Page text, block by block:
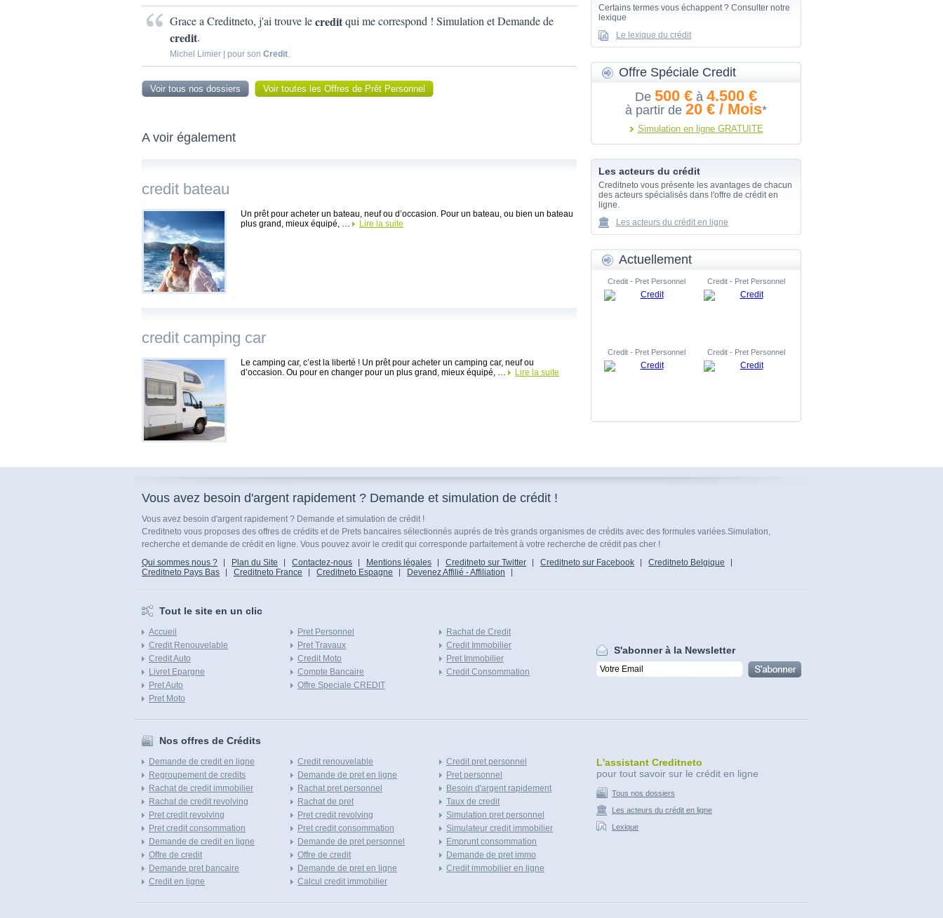
Grace a Creditneto, j'ai trouve lecreditqui me correspond ! Simulation et Demande de
credit.
Michel Limier | pour son Credit.
Voir tous nos dossiers Voir toutes les Offres de Prêt Personnel
A voir également
credit bateau
Un prêt pour acheter un bateau, neuf ou d’occasion. Pour un bateau, ou bien un bateau
plus grand, mieux équipé, …
Lire la suite
credit camping car
Le camping car, c’est la liberté ! Un prêt pour acheter un camping car, neuf ou
d’occasion. Ou pour en changer pour un plus grand, mieux équipé, …
Lire la suite
Certains termes vous échappent ? Consulter notre
lexique
Le lexique du crédit
Offre Spéciale Credit
De 500 € à 4.500 €
à partir de 20 € / Mois*
Simulation en ligne GRATUITE
Les acteurs du crédit
Creditneto vous présente les avantages de chacun
des acteurs spécialisés dans l'offre de crédit en
ligne.
Les acteurs du crédit en ligne
Actuellement
Credit - Pret Personnel Credit - Pret Personnel
Credit - Pret Personnel Credit - Pret Personnel
Vous avez besoin d'argent rapidement ? Demande et simulation de crédit !
Vous avez besoin d'argent rapidement ? Demande et simulation de crédit !
Creditneto vous proposes des offres de crédits et de Prets bancaires sélectionnés auprés de très grands organismes de crédits avec des formules variées.Simulation,
recherche et demande de crédit en ligne. Vous pouvez avoir le credit qui corresponde parfaitement à votre recherche de crédit pas cher !
Qui sommes nous ?
Plan du Site Contactez-nous Mentions légales Creditneto sur Twitter Creditneto sur Facebook
Creditneto Belgique
Creditneto Pays Bas
Creditneto France Creditneto Espagne Devenez Affilié - Affiliation
Tout le site en un clic
Accueil
Credit Renouvelable
Credit Auto
Livret Epargne
Pret Auto
Pret Moto
Pret Personnel
Pret Travaux
Credit Moto
Compte Bancaire
Offre Speciale CREDIT
Rachat de Credit
Credit Immobilier
Pret Immobilier
Credit Consommation
S'abonner à la Newsletter
Nos offres de Crédits
Demande de credit en ligne
Regroupement de credits
Rachat de credit immobilier
Rachat de credit revolving
Pret credit revolving
Pret credit consommation
Demande de credit en ligne
Offre de credit
Demande pret bancaire
Credit en ligne
Credit renouvelable
Demande de pret en ligne
Rachat pret personnel
Rachat de pret
Pret credit revolving
Pret credit consommation
Demande de pret personnel
Offre de credit
Demande de pret en ligne
Calcul credit immobilier
Credit pret personnel
Pret personnel
Besoin d'argent rapidement
Taux de credit
Simulation pret personnel
Simulateur credit immobilier
Emprunt consommation
Demande de pret immo
Credit immobilier en ligne
L'assistant Creditneto
pour tout savoir sur le crédit en ligne
Tous nos dossiers
Les acteurs du crédit en ligne
Lexique